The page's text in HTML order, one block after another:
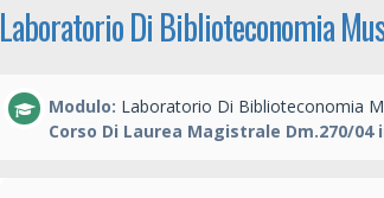
Laboratorio Di Biblioteconomia
Modulo: Laboratorio Di Biblioteconomia
Corso Di Laurea Magistrale Dm.270/04